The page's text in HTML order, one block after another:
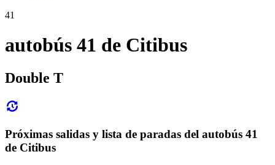
41
autobús 41 de Citibus
Double T
Próximas salidas y lista de paradas del autobús 41
de Citibus